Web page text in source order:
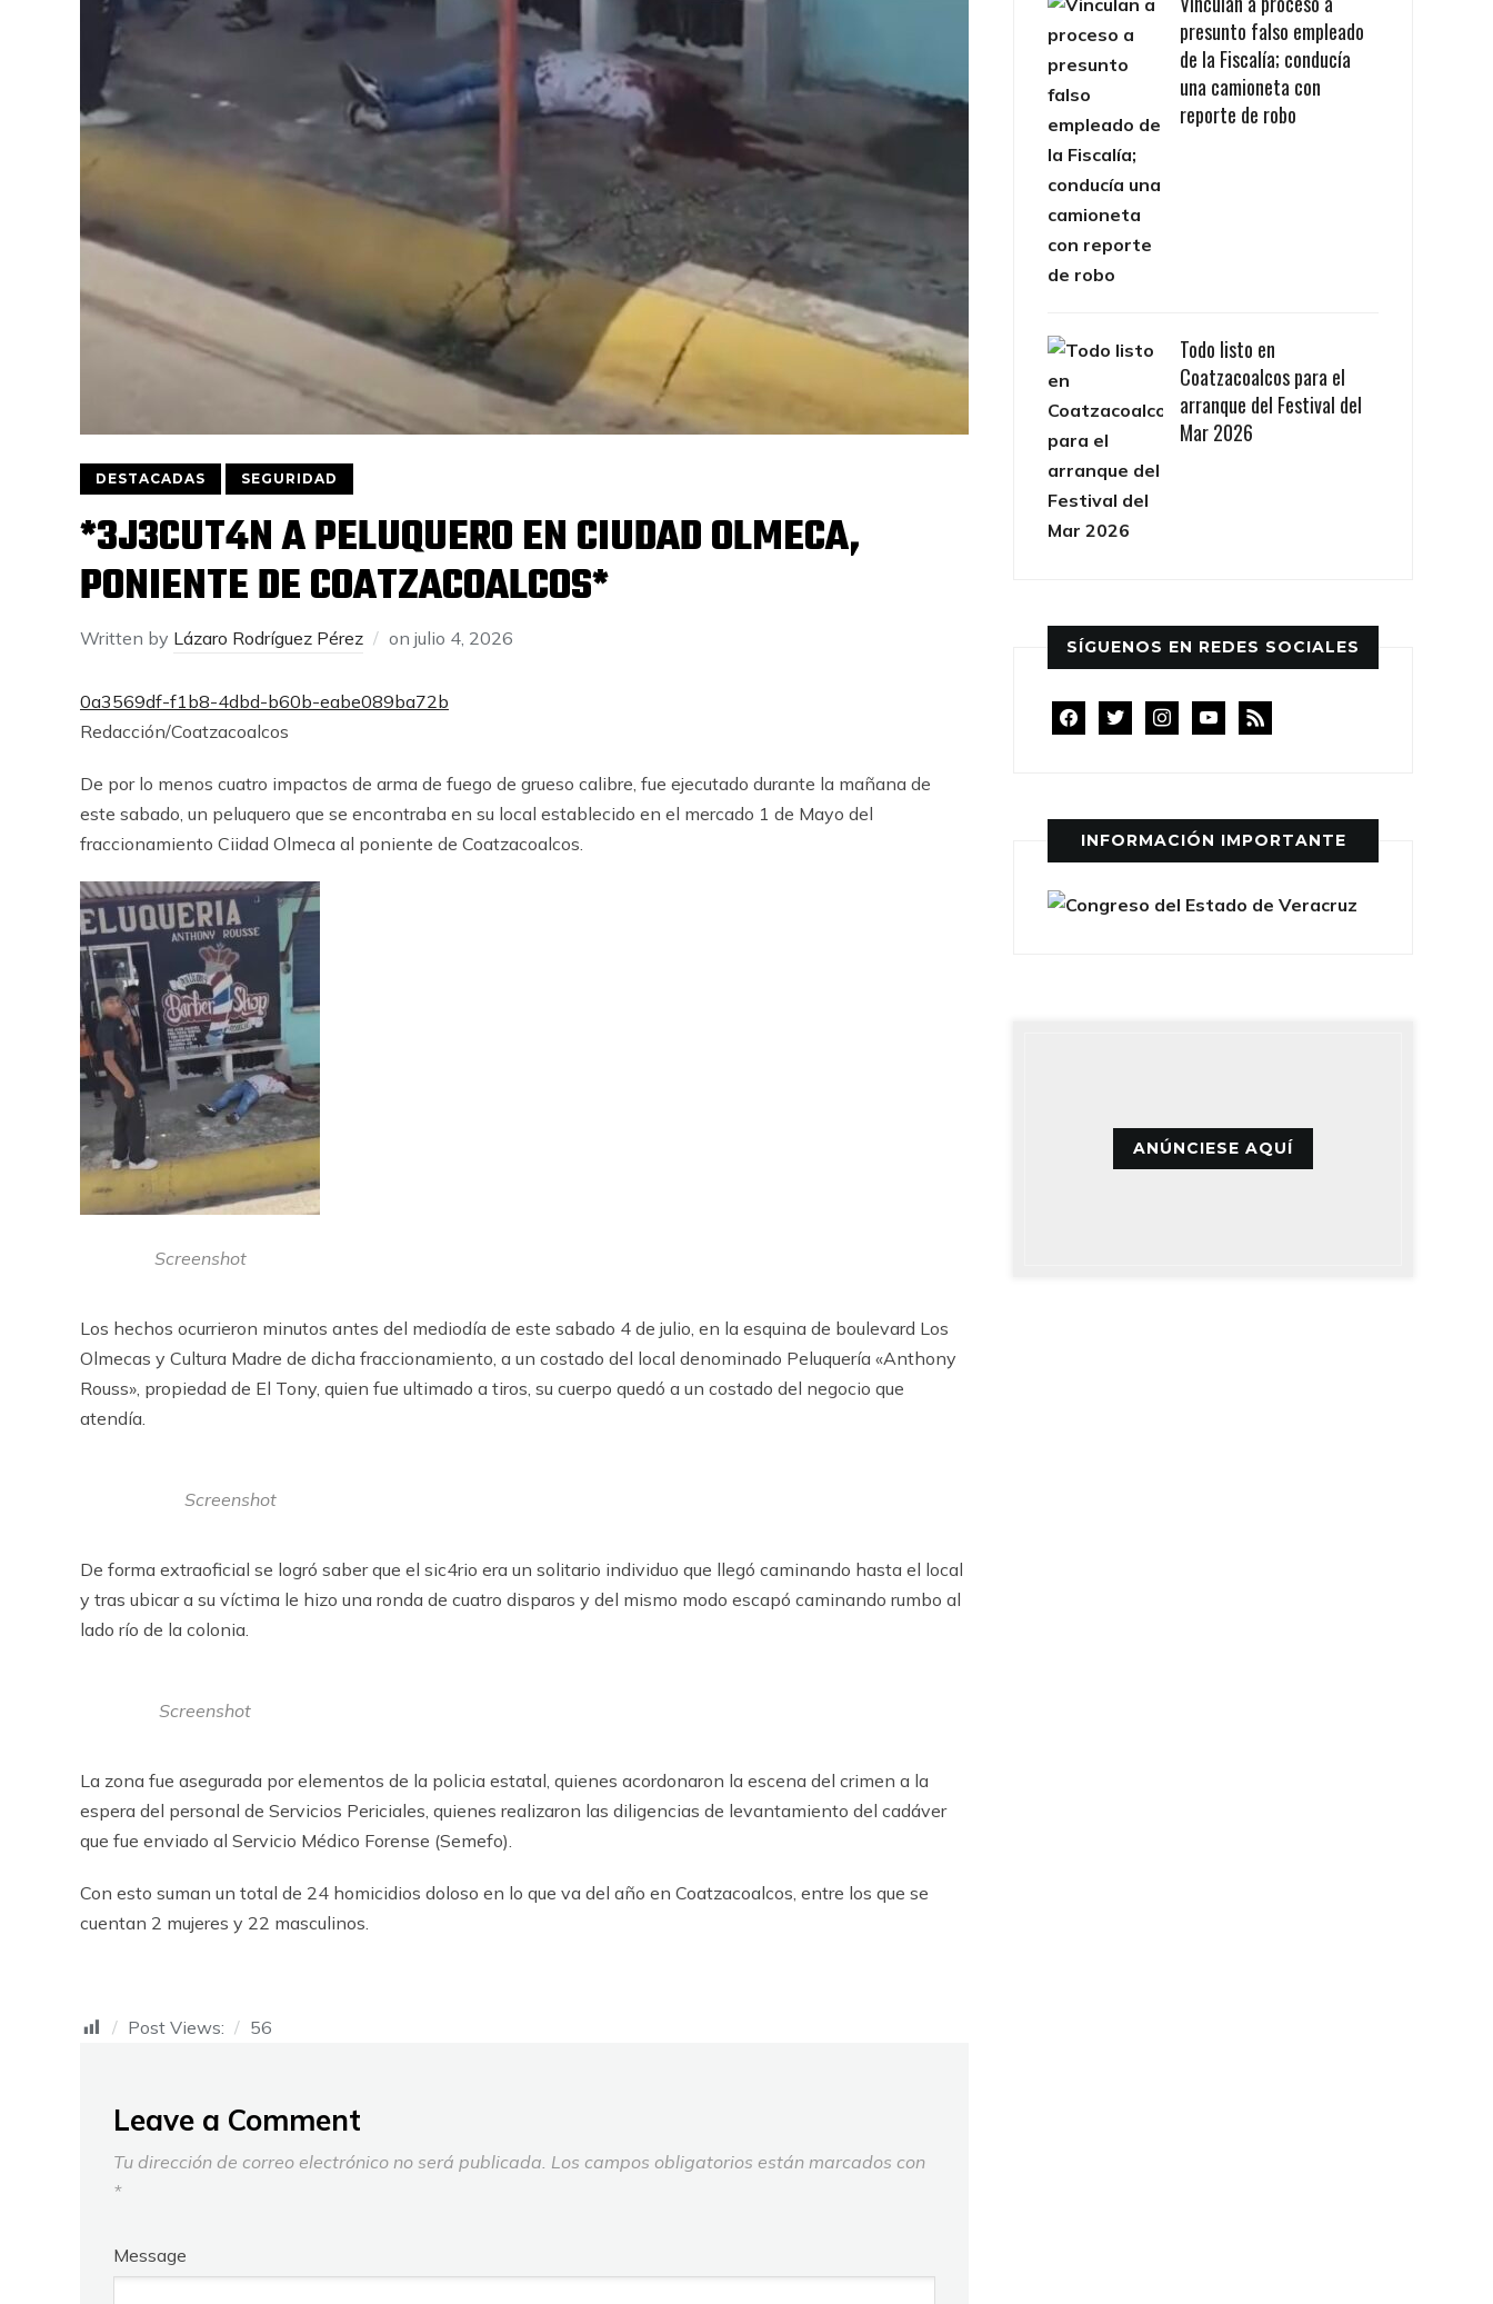
DESTACADAS SEGURIDAD
*3J3CUT4N A PELUQUERO EN CIUDAD OLMECA,
PONIENTE DE COATZACOALCOS*
Written by Lázaro Rodríguez Pérez on julio 4, 2026
0a3569df-f1b8-4dbd-b60b-eabe089ba72b
Redacción/Coatzacoalcos
De por lo menos cuatro impactos de arma de fuego de grueso calibre, fue ejecutado durante la mañana de
este sabado, un peluquero que se encontraba en su local establecido en el mercado 1 de Mayo del
fraccionamiento Ciidad Olmeca al poniente de Coatzacoalcos.
Screenshot
Los hechos ocurrieron minutos antes del mediodía de este sabado 4 de julio, en la esquina de boulevard Los
Olmecas y Cultura Madre de dicha fraccionamiento, a un costado del local denominado Peluquería «Anthony
Rouss», propiedad de El Tony, quien fue ultimado a tiros, su cuerpo quedó a un costado del negocio que
atendía.
Screenshot
De forma extraoficial se logró saber que el sic4rio era un solitario individuo que llegó caminando hasta el local
y tras ubicar a su víctima le hizo una ronda de cuatro disparos y del mismo modo escapó caminando rumbo al
lado río de la colonia.
Screenshot
La zona fue asegurada por elementos de la policia estatal, quienes acordonaron la escena del crimen a la
espera del personal de Servicios Periciales, quienes realizaron las diligencias de levantamiento del cadáver
que fue enviado al Servicio Médico Forense (Semefo).
Con esto suman un total de 24 homicidios doloso en lo que va del año en Coatzacoalcos, entre los que se
cuentan 2 mujeres y 22 masculinos.
Post Views: 56
Leave a Comment
Tu dirección de correo electrónico no será publicada. Los campos obligatorios están marcados con
*
Message
presunto falso empleado
de la Fiscalía; conducía
una camioneta con
reporte de robo
Todo listo en
Coatzacoalcos para el
arranque del Festival del
Mar 2026
SÍGUENOS EN REDES SOCIALES
facebooktwitterinstagramyoutube
rss
INFORMACIÓN IMPORTANTE
ANÚNCIESE AQUÍ